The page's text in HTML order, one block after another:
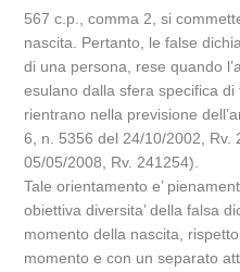
567 c.p., comma 2, si
nascita. Pertanto, le false
di una persona, rese quando
esulano dalla sfera specifica di
rientrano nella previsione
6, n. 5356 del 24/10/2002, Rv.
05/05/2008, Rv. 241254).
Tale orientamento e’
obiettiva diversita’ della falsa
momento della nascita,
momento e con un separato